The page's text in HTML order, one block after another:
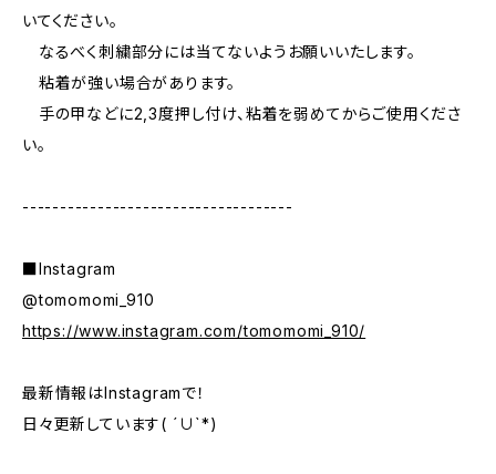
いてください。
なるべく刺繍部分には当てないようお願いいたします。
粘着が強い場合があります。
手の甲などに2,3度押し付け、粘着を弱めてからご使用くださ
い。
------------------------------------
■Instagram
@tomomomi_910
https://www.instagram.com/tomomomi_910/
最新情報はInstagramで！
日々更新しています( ´∪`*)